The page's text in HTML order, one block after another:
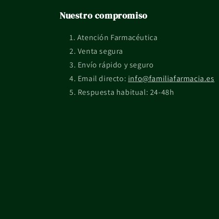
Nuestro compromiso
Atención Farmacéutica
Venta segura
Envío rápido y seguro
Email directo: info@familiafarmacia.es
Respuesta habitual: 24-48h